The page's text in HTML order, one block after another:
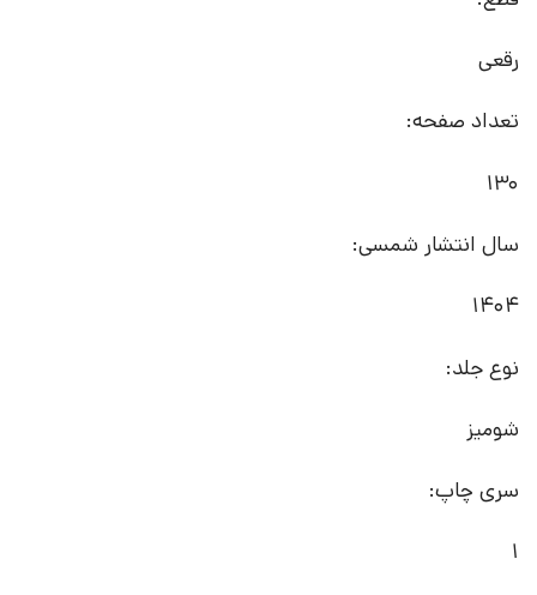
رقعی
تعداد صفحه:
130
سال انتشار شمسی:
1404
نوع جلد:
شومیز
سری چاپ:
1